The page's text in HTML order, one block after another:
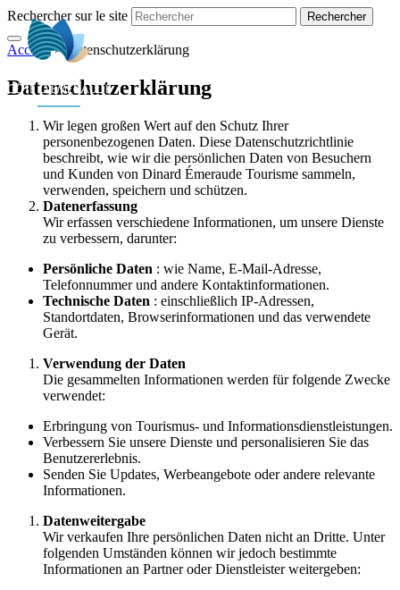
Rechercher sur le site
Accueil>Datenschutzerklärung
Datenschutzerklärung
Wir legen großen Wert auf den Schutz Ihrer
personenbezogenen Daten. Diese Datenschutzrichtlinie
beschreibt, wie wir die persönlichen Daten von Besuchern
und Kunden von Dinard Émeraude Tourisme sammeln,
verwenden, speichern und schützen.
Datenerfassung
Wir erfassen verschiedene Informationen, um unsere Dienste
zu verbessern, darunter:
Persönliche Daten : wie Name, E-Mail-Adresse,
Telefonnummer und andere Kontaktinformationen.
Technische Daten : einschließlich IP-Adressen,
Standortdaten, Browserinformationen und das verwendete
Gerät.
Verwendung der Daten
Die gesammelten Informationen werden für folgende Zwecke
verwendet:
Erbringung von Tourismus- und Informationsdienstleistungen.
Verbessern Sie unsere Dienste und personalisieren Sie das
Benutzererlebnis.
Senden Sie Updates, Werbeangebote oder andere relevante
Informationen.
Datenweitergabe
Wir verkaufen Ihre persönlichen Daten nicht an Dritte. Unter
folgenden Umständen können wir jedoch bestimmte
Informationen an Partner oder Dienstleister weitergeben: